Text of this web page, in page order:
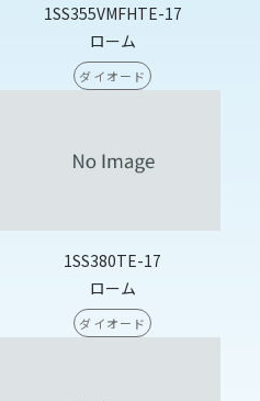
1SS355VMFHTE-17
ローム
ダイオード
1SS380TE-17
ローム
ダイオード